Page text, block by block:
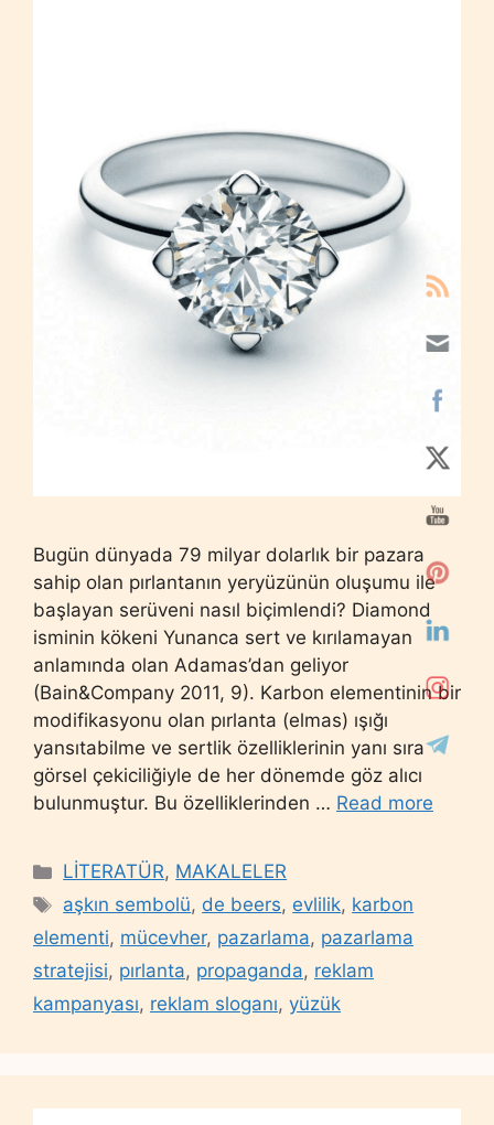
Bugün dünyada 79 milyar dolarlık bir pazara
sahip olan pırlantanın yeryüzünün oluşumu ile
başlayan serüveni nasıl biçimlendi? Diamond
isminin kökeni Yunanca sert ve kırılamayan
anlamında olan Adamas’dan geliyor
(Bain&Company 2011, 9). Karbon elementinin bir
modifikasyonu olan pırlanta (elmas) ışığı
yansıtabilme ve sertlik özelliklerinin yanı sıra
görsel çekiciliğiyle de her dönemde göz alıcı
bulunmuştur. Bu özelliklerinden … Read more
Categories
LİTERATÜR, MAKALELER
Tags
aşkın sembolü, de beers, evlilik, karbon
elementi, mücevher, pazarlama, pazarlama
stratejisi, pırlanta, propaganda, reklam
kampanyası, reklam sloganı, yüzük